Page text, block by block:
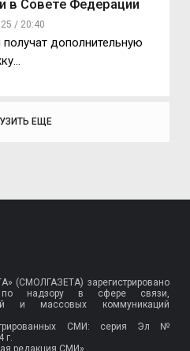
в Совете Федерации
/ 20:40
дополнительную
ЕЩЕ
(СМОЛГАЗЕТА) зарегистрировано
надзору в сфере связи,
и массовых коммуникаций
СМИ: серия Эл №
г.